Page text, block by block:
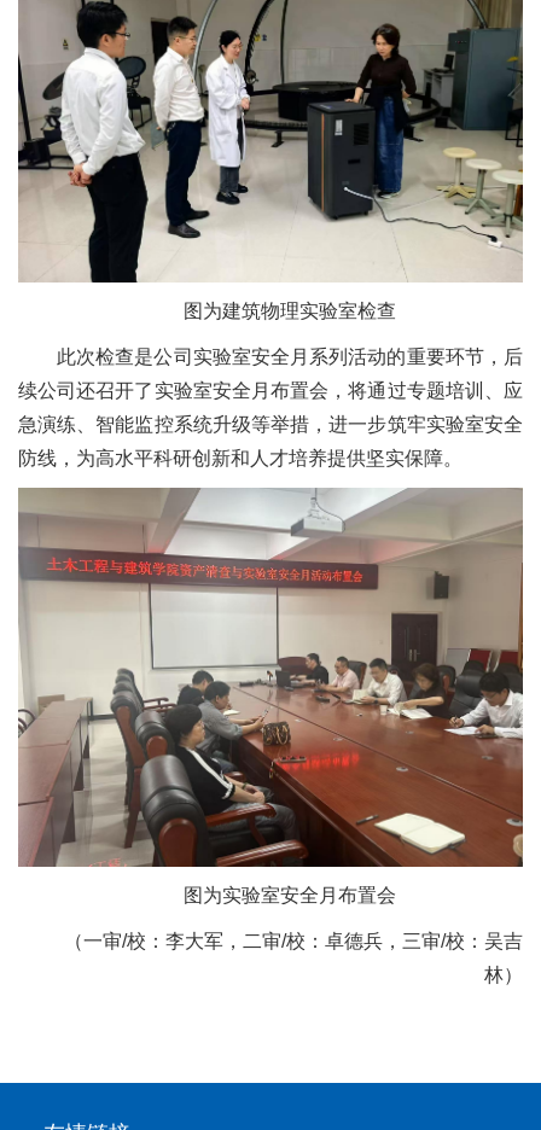
图为建筑物理实验室检查
此次检查是公司实验室安全月系列活动的重要环节，后
续公司还召开了实验室安全月布置会，将通过专题培训、应
急演练、智能监控系统升级等举措，进一步筑牢实验室安全
防线，为高水平科研创新和人才培养提供坚实保障。
图为实验室安全月布置会
（一审/校：李大军，二审/校：卓德兵，三审/校：吴吉
林）